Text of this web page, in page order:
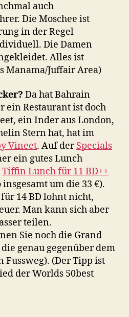
auch
Die Moschee ist
in der Regel
Die Damen
Alles ist
Manama/Juffair Area)
Da hat Bahrain
ein Restaurant ist doch
ein Inder aus London,
Stern hat, hat im
Vineet. Auf derSpecials
ein gutes Lunch
Tiffin Lunch für 11 BD++
insgesamt um die 33 €).
14 BD lohnt nicht,
Man kann sich aber
teilen.
Sie noch die Grand
genau gegenüber dem
Fussweg). (Der Tipp ist
der Worlds 50best